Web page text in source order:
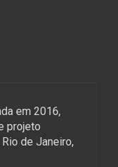
em 2016,
projeto
de Janeiro,